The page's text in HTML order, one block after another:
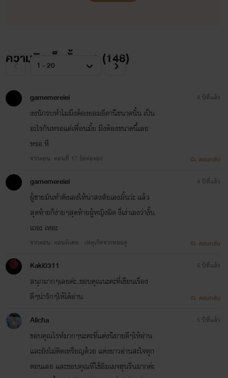
ความคิดเห็นทั้งหมด (148)
gamemereiei
งงนักรบทำไมมึงต้องยอมอีดานีขนาดนั้น เป็น
อะไรกันหรอแค่เพื่อนมั้ย มึงต้องขนาดนี้เลย
หรอ หึ
จากตอน: ตอนที่ 17 ข้อต่อรอง
4 ปีที่แล้ว
ตอบกลับ
gamemereiei
ผู้ชายมันทำตังเองให้น่าสงสัยเองมั้นว่ะ แล้ว
สุดท้ายก็ง่ายๆสุดท้ายผู้หญิงผิด งี่เง่าเองว่างั้น
เถอะ เหอะ
จากตอน: ตอนพิเศษ : เหตุเกิดจากหมอดู
4 ปีที่แล้ว
ตอบกลับ
Kaki0311
สนุกมากๆเลยค่ะ..ขอบคุณนะคะที่เขียนเรื่อง
ดีๆน่ารักๆให้ได้อ่าน
5 ปีที่แล้ว
ตอบกลับ
Alicha
ขอบคุณไรท์มากๆนะคะที่แต่งนิยายดีๆให้อ่าน
และยังไม่ติดเหรียญด้วย แต่งยาวอ่านสะใจทุก
ตอนเลย และขอบคุณที่ใช้อิมเมจฮุนรีนมากค่ะ
5 ปีที่แล้ว